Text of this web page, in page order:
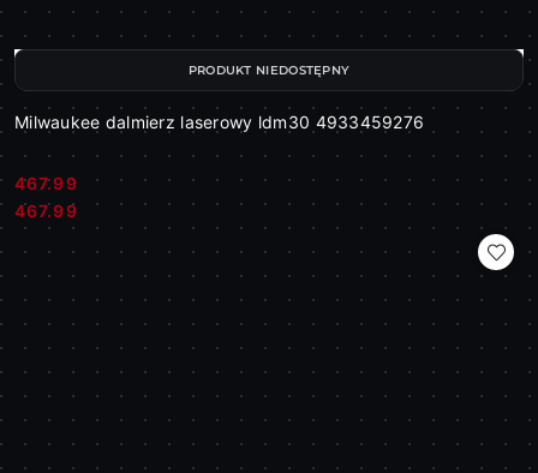
Milwaukee dalmierz laserowy ldm30 4933459276
Cena:
467.99
Cena:
467.99
PRODUKT NIEDOSTĘPNY